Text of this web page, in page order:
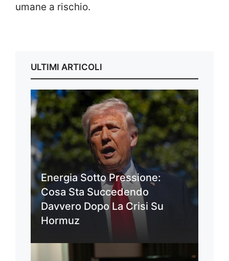
umane a rischio.
ULTIMI ARTICOLI
Energia Sotto Pressione:
Cosa Sta Succedendo
Davvero Dopo La Crisi Su
Hormuz